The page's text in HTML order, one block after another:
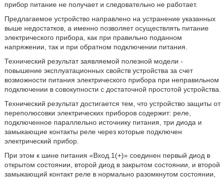
прибор питание не получает и следовательно не работает.
Предлагаемое устройство направлено на устранение указанных
выше недостатков, а именно позволяет осуществлять питание
электрического прибора, как при правильно поданном
напряжении, так и при обратном подключении питания.
Технический результат заявляемой полезной модели -
повышение эксплуатационных свойств устройства за счет
возможности питания электрического прибора при неправильном
подключении в совокупности с достаточной простотой устройства.
Технический результат достигается тем, что устройство защиты от
переполюсовки электрических приборов содержит: реле,
подключенное параллельно источнику питания, три диода и
замыкающие контакты реле через которые подключен
электрический прибор.
При этом к шине питания «Вход.1(+)» соединен первый диод в
открытом состоянии, второй диод в закрытом состоянии, и второй
замыкающий контакт реле в нормально разомкнутом состоянии,